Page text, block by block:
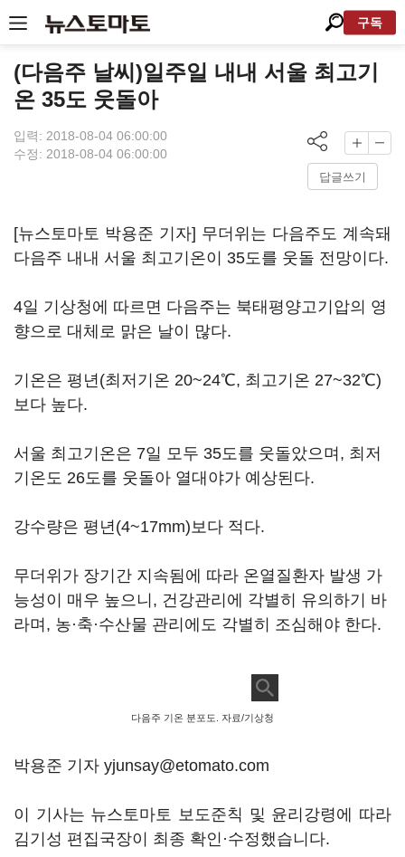
구독
(다음주 날씨)일주일 내내 서울 최고기
온 35도 웃돌아
입력: 2018-08-04 06:00:00
수정: 2018-08-04 06:00:00
답글쓰기
[뉴스토마토 박용준 기자] 무더위는 다음주도 계속돼
다음주 내내 서울 최고기온이 35도를 웃돌 전망이다.
4일 기상청에 따르면 다음주는 북태평양고기압의 영
향으로 대체로 맑은 날이 많다.
기온은 평년(최저기온 20~24℃, 최고기온 27~32℃)
보다 높다.
서울 최고기온은 7일 모두 35도를 웃돌았으며, 최저
기온도 26도를 웃돌아 열대야가 예상된다.
강수량은 평년(4~17mm)보다 적다.
무더위가 장기간 지속됨에 따라 온열질환자 발생 가
능성이 매우 높으니, 건강관리에 각별히 유의하기 바
라며, 농·축·수산물 관리에도 각별히 조심해야 한다.
다음주 기온 분포도. 자료/기상청
박용준 기자 yjunsay@etomato.com
이 기사는 뉴스토마토 보도준칙 및 윤리강령에 따라
김기성 편집국장이 최종 확인·수정했습니다.